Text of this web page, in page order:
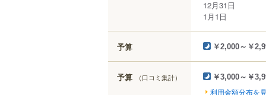
12月31日
1月1日
予算 ￥2,000～￥
予算 （口コミ集計） ￥3,000～￥
利用金額分布を